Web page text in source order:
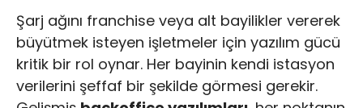
Şarj ağını franchise veya alt bayilikler vererek
büyütmek isteyen işletmeler için yazılım gücü
kritik bir rol oynar. Her bayinin kendi istasyon
verilerini şeffaf bir şekilde görmesi gerekir.